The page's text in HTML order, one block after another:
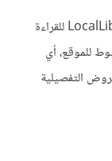
بما أن هذه النسخة من موقع المكتبة المحلية LocalLibrary للقراءة
للموقع، أي
التفصيلية